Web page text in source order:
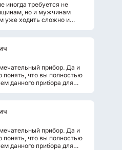
иногда требуется не
но и мужчинам
уже ходить сложно и
прибор. Да и
понять, что вы полностью
данного прибора для
прибор. Да и
понять, что вы полностью
данного прибора для